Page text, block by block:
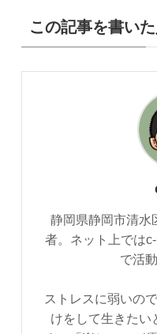
この記事を書いた
静岡県静岡市清水
者。ネット上では
で活
ストレスに弱いの
けをして生きたい